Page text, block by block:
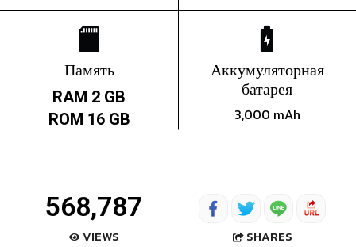
Память
RAM 2 GB
ROM 16 GB
Аккумуляторная
батарея
3,000 mAh
568,787
VIEWS SHARES